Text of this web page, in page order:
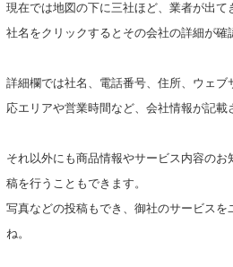
現在では地図の下に三社ほど、業者が出て
社名をクリックするとその会社の詳細が確
詳細欄では社名、電話番号、住所、ウェ
応エリアや営業時間など、会社情報が記載
それ以外にも商品情報やサービス内容の
稿を行うこともできます。
写真などの投稿もでき、御社のサービス
ね。